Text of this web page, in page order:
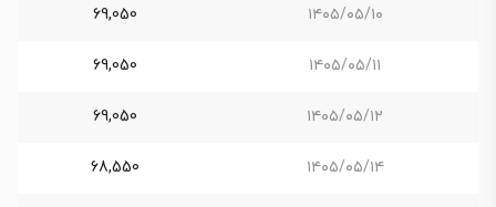
۱۴۰۵/۰۵/۱۰ 69,050
۱۴۰۵/۰۵/۱۱ 69,050
۱۴۰۵/۰۵/۱۲ 69,050
۱۴۰۵/۰۵/۱۴ 68,550